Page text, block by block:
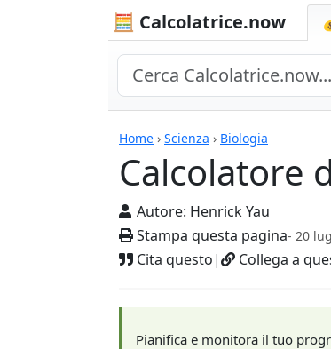
🧮 Calcolatrice.now
Home › Scienza › Biologia
Calcolatore
Autore: Henrick Yau
Stampa questa pagina- 20
Cita questo| Collega a
Calcolatrici
Pianifica e monitora il tuo